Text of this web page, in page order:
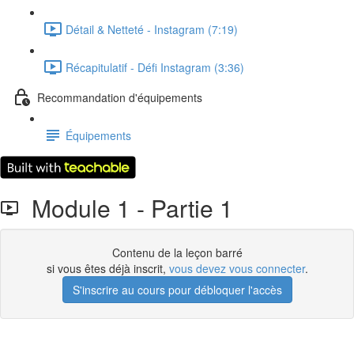
Détail & Netteté - Instagram (7:19)
Récapitulatif - Défi Instagram (3:36)
Recommandation d'équipements
Équipements
Module 1 - Partie 1
Contenu de la leçon barré
si vous êtes déjà inscrit, vous devez vous connecter.
S'inscrire au cours pour débloquer l'accès